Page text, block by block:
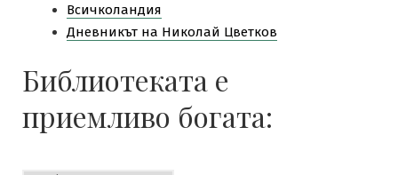
Всичколандия
Дневникът на Николай Цветков
Библиотеката е
приемливо богата: